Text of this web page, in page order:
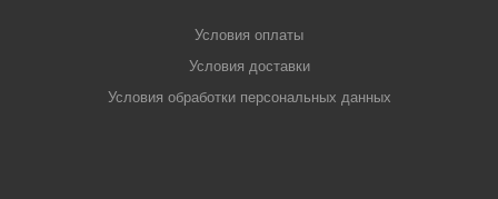
Условия оплаты
Условия доставки
Условия обработки персональных данных